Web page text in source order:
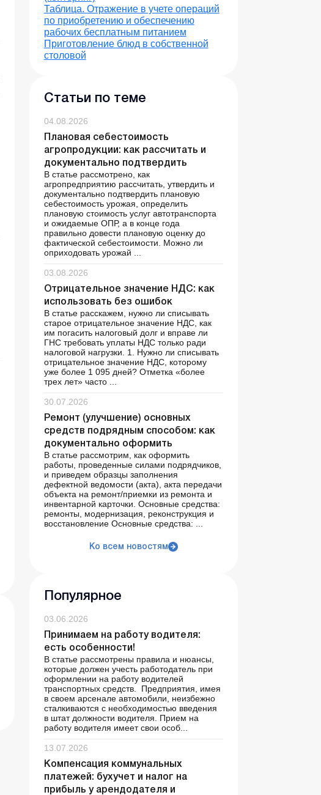
Таблица. Отражение в учете операций
по приобретению и обеспечению
рабочих бесплатным питанием
Приготовление блюд в собственной
столовой
Статьи по теме
04.08.2026
Плановая себестоимость
агропродукции: как рассчитать и
документально подтвердить
В статье рассмотрено, как
агропредприятию рассчитать, утвердить и
документально подтвердить плановую
себестоимость урожая, определить
плановую стоимость услуг автотранспорта
и ожидаемые ОПР, а в конце года
правильно довести плановую оценку до
фактической себестоимости. Можно ли
оприходовать урожай ...
03.08.2026
Отрицательное значение НДС: как
использовать без ошибок
В статье расскажем, нужно ли списывать
старое отрицательное значение НДС, как
им погасить налоговый долг и вправе ли
ГНС требовать уплаты НДС только ради
налоговой нагрузки. 1. Нужно ли списывать
отрицательное значение НДС, которому
уже более 1 095 дней? Отметка «более
трех лет» часто ...
30.07.2026
Ремонт (улучшение) основных
средств подрядным способом: как
документально оформить
В статье рассмотрим, как оформить
работы, проведенные силами подрядчиков,
и приведем образцы заполнения
дефектной ведомости (акта), акта передачи
объекта на ремонт/приемки из ремонта и
инвентарной карточки. Основные средства:
ремонты, модернизация, реконструкция и
восстановление Основные средства: ...
Ко всем новостям
Популярное
03.06.2026
Принимаем на работу водителя:
есть особенности!
В статье рассмотрены правила и нюансы,
которые должен учесть работодатель при
оформлении на работу водителей
транспортных средств. Предприятия, имея
в своем арсенале автомобили, неизбежно
сталкиваются с необходимостью введения
в штат должности водителя. Прием на
работу водителя имеет свои особ...
13.07.2026
Компенсация коммунальных
платежей: бухучет и налог на
прибыль у арендодателя и